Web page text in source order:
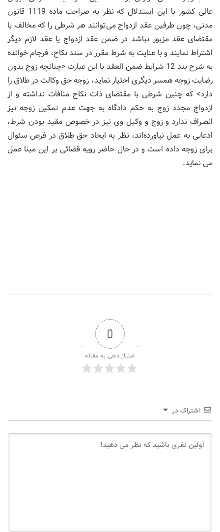
عالی کشور با این استدلال که نظر به صراحت ماده 1119 قانون
مدنی، چون طرفین عقد ازدواج می‌توانند هر شرطی را که مخالف با
مقتضای عقد مزبور نباشد در ضمن عقد ازدواج یا عقد لازم دیگر
اشتراط نمایند و با عنایت به شرط مقرر در سند نکاح، فرجام خوانده
به شرح بند 12 شرایط ضمن العقد با این عبارت <چنانچه زوج بدون
رضایت زوجه همسر دیگری اختیار نماید، زوجه حق وکالت در طلاق را
دارد> که چنین شرطی با مقتضای ذات نکاح منافات نداشته و از
ازدواج مجدد زوج به حکم دادگاه به جهت عدم تمکین زوجه نیز
انصراف ندارد و زوج و وکیل وی نیز در خصوص مقید بودن شرط،
ادعایی به عمل نیاورده‌اند، نظر به ایجاد حق طلاق در فرض سئوال
برای زوجه داده است و در حال حاضر رویه قضائی بر این مبنا عمل
می نماید.
0
امتیاز دهی به مقاله
اشتراک در